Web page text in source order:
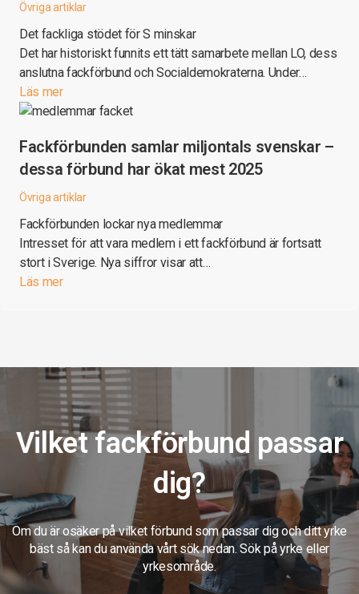
Övriga artiklar
Det fackliga stödet för S minskar
Det har historiskt funnits ett tätt samarbete mellan LO, dess
anslutna fackförbund och Socialdemokraterna. Under…
Läs mer
Fackförbunden samlar miljontals svenskar –
dessa förbund har ökat mest 2025
Övriga artiklar
Fackförbunden lockar nya medlemmar
Intresset för att vara medlem i ett fackförbund är fortsatt
stort i Sverige. Nya siffror visar att…
Läs mer
Vilket fackförbund passar
dig?
Om du är osäker på vilket förbund som passar dig och ditt yrke
bäst så kan du använda vårt sök nedan. Sök på yrke eller
yrkesområde.